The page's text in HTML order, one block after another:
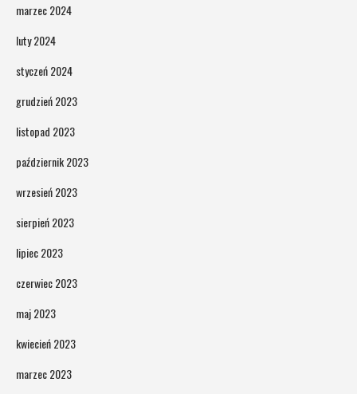
marzec 2024
luty 2024
styczeń 2024
grudzień 2023
listopad 2023
październik 2023
wrzesień 2023
sierpień 2023
lipiec 2023
czerwiec 2023
maj 2023
kwiecień 2023
marzec 2023